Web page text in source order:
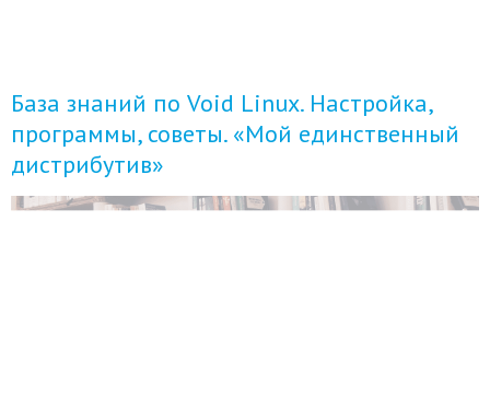
База знаний по Void Linux. Настройка,
программы, советы. «Мой единственный
дистрибутив»